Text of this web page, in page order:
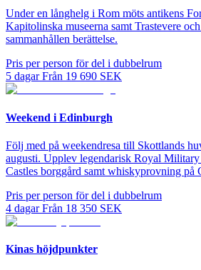
Under en långhelg i Rom möts antikens
Kapitolinska museerna samt Trastevere
sammanhållen berättelse.
Pris per person för del i dubbelrum
5 dagar Från 19 690 SEK
Weekend i Edinburgh
Följ med på weekendresa till Skottlands
augusti. Upplev legendarisk Royal
Castles borggård samt whiskyprovning på
Pris per person för del i dubbelrum
4 dagar Från 18 350 SEK
Kinas höjdpunkter